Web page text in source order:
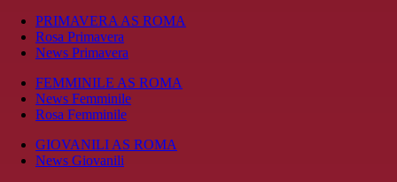
PRIMAVERA AS ROMA
Rosa Primavera
News Primavera
FEMMINILE AS ROMA
News Femminile
Rosa Femminile
GIOVANILI AS ROMA
News Giovanili